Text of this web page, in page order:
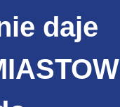
daje